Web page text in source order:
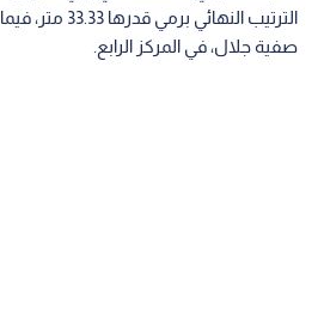
الترتيب
صفية جلال، في المركز الرابع.